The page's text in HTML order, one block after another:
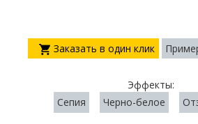
Заказать в один клик
Эффекты:
Сепия
Черно-белое